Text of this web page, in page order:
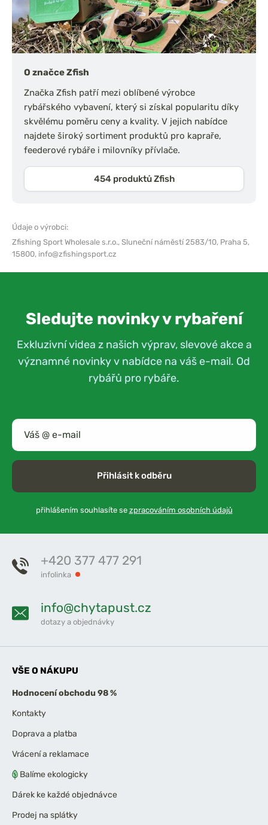
O značce Zfish
Značka Zfish patří mezi oblíbené výrobce
rybářského vybavení, který si získal popularitu díky
skvělému poměru ceny a kvality. V jejich nabídce
najdete široký sortiment produktů pro kapraře,
feederové rybáře i milovníky přívlače.
454 produktů Zfish
Údaje o výrobci:
Zfishing Sport Wholesale s.r.o., Sluneční náměstí 2583/10, Praha 5,
15800, info@zfishingsport.cz
Sledujte novinky v rybaření
Exkluzivní videa z našich výprav, slevové akce a
významné novinky v nabídce na váš e-mail. Od
rybářů pro rybáře.
Přihlásit k odběru
přihlášením souhlasíte se zpracováním osobních údajů
+420 377 477 291
infolinka
info@chytapust.cz
dotazy a objednávky
VŠE O NÁKUPU
Hodnocení obchodu 98 %
Kontakty
Doprava a platba
Vrácení a reklamace
Balíme ekologicky
Dárek ke každé objednávce
Prodej na splátky